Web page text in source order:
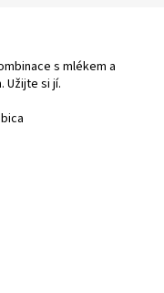
s mlékem a
Užijte si jí.